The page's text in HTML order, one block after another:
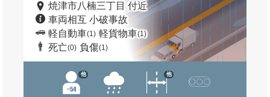
焼津市八楠三丁目 付近
車両相互 小破事故
軽自動車(1) 軽貨物車(1)
死亡(0) 負傷(1)
他 他